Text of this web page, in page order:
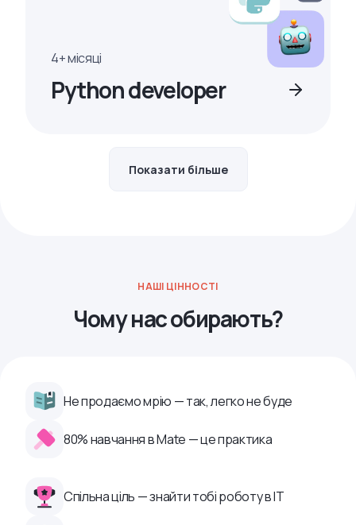
4+ місяці
Python developer
Показати більше
НАШІ ЦІННОСТІ
Чому нас обирають?
Не продаємо мрію — так, легко не буде
80% навчання в Mate — це практика
Спільна ціль — знайти тобі роботу в ІТ